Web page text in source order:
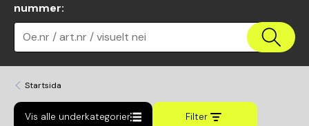
nummer:
Oe.nr / art.nr / visuelt nei
Startsida
Vis alle underkategorier Filter